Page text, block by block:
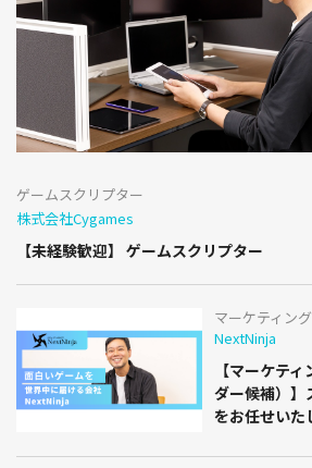
ゲームスクリプター
株式会社Cygames
【未経験歓迎】 ゲームスクリプター
マーケティン
NextNinja
【マーケテ
ダー候補）】
をお任せいた